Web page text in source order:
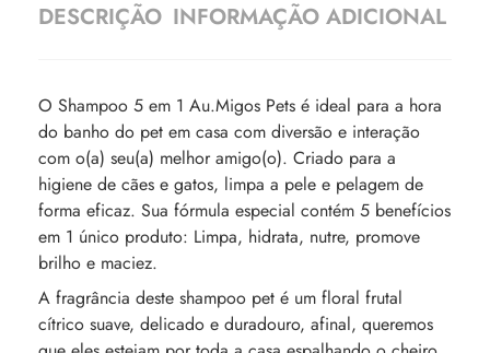
DESCRIÇÃO INFORMAÇÃO ADICIONAL
O Shampoo 5 em 1 Au.Migos Pets é ideal para a hora
do banho do pet em casa com diversão e interação
com o(a) seu(a) melhor amigo(o). Criado para a
higiene de cães e gatos, limpa a pele e pelagem de
forma eficaz. Sua fórmula especial contém 5 benefícios
em 1 único produto: Limpa, hidrata, nutre, promove
brilho e maciez.
A fragrância deste shampoo pet é um floral frutal
cítrico suave, delicado e duradouro, afinal, queremos